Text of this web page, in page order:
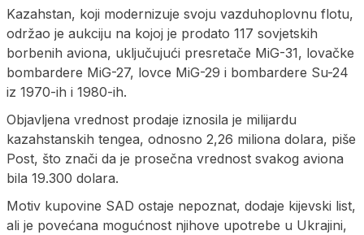
Kazahstan, koji modernizuje svoju vazduhoplovnu flotu,
održao je aukciju na kojoj je prodato 117 sovjetskih
borbenih aviona, uključujući presretače MiG-31, lovačke
bombardere MiG-27, lovce MiG-29 i bombardere Su-24
iz 1970-ih i 1980-ih.
Objavljena vrednost prodaje iznosila je milijardu
kazahstanskih tengea, odnosno 2,26 miliona dolara, piše
Post, što znači da je prosečna vrednost svakog aviona
bila 19.300 dolara.
Motiv kupovine SAD ostaje nepoznat, dodaje kijevski list,
ali je povećana mogućnost njihove upotrebe u Ukrajini,